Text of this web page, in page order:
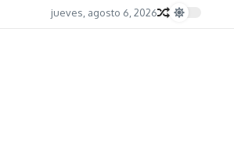
jueves, agosto 6, 2026